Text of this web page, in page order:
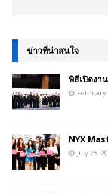
ข่าวที่น่าสนใจ
พิธีเปิดงา
February
NYX
July 25,